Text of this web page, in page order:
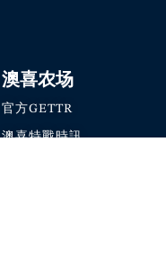
澳喜农场
官方GETTR
澳喜特戰時訊